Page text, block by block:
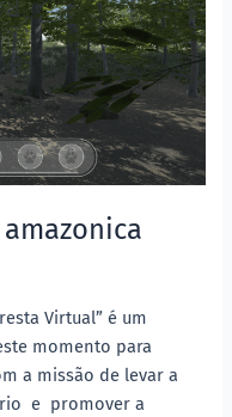
Virtual” é um
momento para
a missão de levar a
e promover a